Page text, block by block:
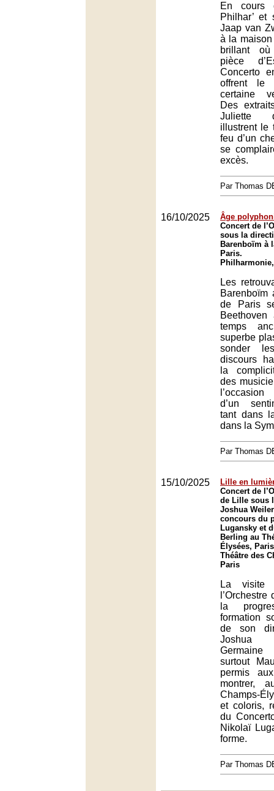
En cours
Philhar’ et
Jaap van
à la
brillant
pièce
Concerto
offrent le
certaine
Des
Juliette
illustrent le
feu d’un
se
excès.
Par Thomas
16/10/2025
Âge
Concert de
sous la
Barenboïm à
Paris.
Les
Barenboïm
de Paris
temps
superbe
sonder
discours
la
des
d’un
tant dans
dans la
Par Thomas
15/10/2025
Lille en
Concert de
de Lille sous
Joshua
concours du
Lugansky et
Berling au
Élysées,
Théâtre des
Paris
La visite
la
formation
de son
Joshua
surtout
permis
montrer,
Champs-
et coloris,
du
Nikolaï
forme.
Par Thomas